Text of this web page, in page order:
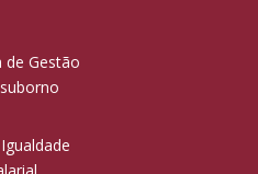
de Gestão